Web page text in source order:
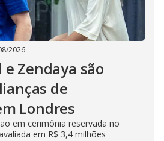
2026
Zendaya são
de
Londres
em cerimônia reservada no
em R$ 3,4 milhões